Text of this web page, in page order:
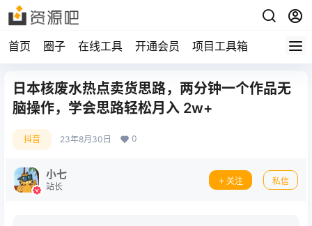
首页 圈子 在线工具 开通会员 项目工具箱
日本核废水热点卖货思路，两分钟一个作品无
脑操作，学会思路轻松月入 2w+
抖音 23年8月30日 0
小七
站长
关注 私信